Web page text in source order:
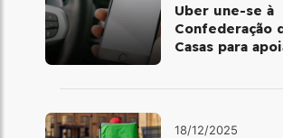
Uber une-se à
Confederação
Casas para
18/12/2025